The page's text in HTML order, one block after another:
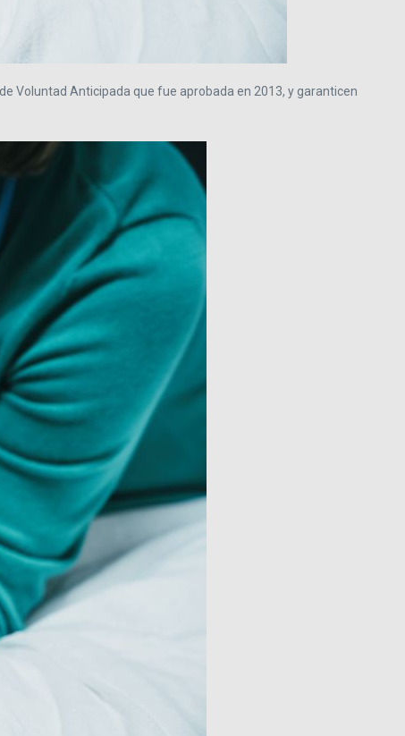
Voluntad Anticipada que fue aprobada en 2013, y garanticen